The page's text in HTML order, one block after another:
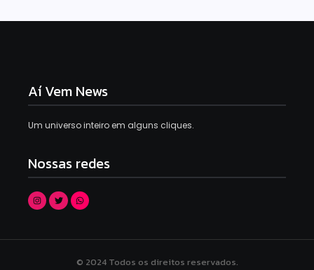
Aí Vem News
Um universo inteiro em alguns cliques.
Nossas redes
© 2024 Todos os direitos reservados.